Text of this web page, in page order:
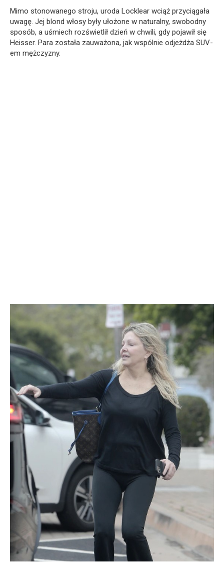
Mimo stonowanego stroju, uroda Locklear wciąż przyciągała
uwagę. Jej blond włosy były ułożone w naturalny, swobodny
sposób, a uśmiech rozświetlił dzień w chwili, gdy pojawił się
Heisser. Para została zauważona, jak wspólnie odjeżdża SUV-
em mężczyzny.